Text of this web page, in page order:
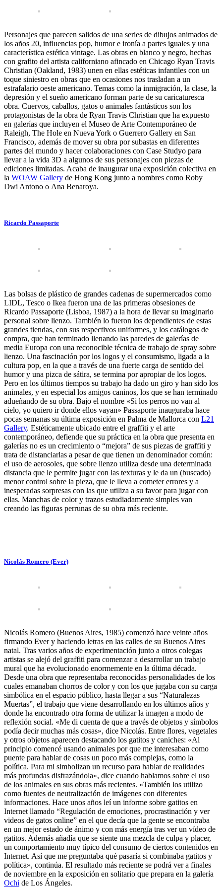
Personajes que parecen salidos de una series de dibujos animados de
los años 20, influencias pop, humor e ironía a partes iguales y una
característica estética vintage. Las obras en blanco y negro, hechas
con grafito del artista californiano afincado en Chicago Ryan Travis
Christian (Oakland, 1983) unen en ellas estéticas infantiles con un
toque siniestro en obras que en ocasiones nos trasladan a un
estrafalario oeste americano. Temas como la inmigración, la clase, la
depresión y el sueño americano forman parte de su caricaturesca
obra. Cuervos, caballos, gatos o animales fantásticos son los
protagonistas de la obra de Ryan Travis Christian que ha expuesto
en galerías que incluyen el Museo de Arte Contemporáneo de
Raleigh, The Hole en Nueva York o Guerrero Gallery en San
Francisco, además de mover su obra por subastas en diferentes
partes del mundo y hacer colaboraciones con Case Studyo para
llevar a la vida 3D a algunos de sus personajes con piezas de
ediciones limitadas. Acaba de inaugurar una exposición colectiva en
la WOAW Gallery de Hong Kong junto a nombres como Roby
Dwi Antono o Ana Benaroya.
Ricardo Passaporte
Las bolsas de plástico de grandes cadenas de supermercados como
LIDL, Tesco o Ikea fueron una de las primeras obsesiones de
Ricardo Passaporte (Lisboa, 1987) a la hora de llevar su imaginario
personal sobre lienzo. También lo fueron los dependientes de estas
grandes tiendas, con sus respectivos uniformes, y los catálogos de
compra, que han terminado llenando las paredes de galerías de
media Europa con una reconocible técnica de trabajo de spray sobre
lienzo. Una fascinación por los logos y el consumismo, ligada a la
cultura pop, en la que a través de una fuerte carga de sentido del
humor y una pizca de sátira, se termina por apropiar de los logos.
Pero en los últimos tiempos su trabajo ha dado un giro y han sido los
animales, y en especial los amigos caninos, los que se han terminado
adueñando de su obra. Bajo el nombre «Si los perros no van al
cielo, yo quiero ir donde ellos vayan» Passaporte inauguraba hace
pocas semanas su última exposición en Palma de Mallorca con L21
Gallery. Estéticamente ubicado entre el graffiti y el arte
contemporáneo, defiende que su práctica en la obra que presenta en
galerías no es un crecimiento o “mejora” de sus piezas de graffiti y
trata de distanciarlas a pesar de que tienen un denominador común:
el uso de aerosoles, que sobre lienzo utiliza desde una determinada
distancia que le permite jugar con las texturas y le da un (buscado)
menor control sobre la pieza, que le lleva a cometer errores y a
inesperadas sorpresas con las que utiliza a su favor para jugar con
ellas. Manchas de color y trazos estudiadamente simples van
creando las figuras perrunas de su obra más reciente.
Nicolás Romero (Ever)
Nicolás Romero (Buenos Aires, 1985) comenzó hace veinte años
firmando Ever y haciendo letras en las calles de su Buenos Aires
natal. Tras varios años de experimentación junto a otros colegas
artistas se alejó del graffiti para comenzar a desarrollar un trabajo
mural que ha evolucionado enormemente en la última década.
Desde una obra que representaba reconocidas personalidades de los
cuales emanaban chorros de color y con los que jugaba con su carga
simbólica en el espacio público, hasta llegar a sus “Naturalezas
Muertas”, el trabajo que viene desarrollando en los últimos años y
donde ha encontrado otra forma de utilizar la imagen a modo de
reflexión social. «Me di cuenta de que a través de objetos y símbolos
podía decir muchas más cosas», dice Nicolás. Entre flores, vegetales
y otros objetos aparecen destacando los gatitos y caniches: «Al
principio comencé usando animales por que me interesaban como
puente para hablar de cosas un poco más complejas, como la
política. Para mi simbolizan un recurso para hablar de realidades
más profundas disfrazándola», dice cuando hablamos sobre el uso
de los animales en sus obras más recientes. «También los utilizo
como fuentes de neutralización de imágenes con diferentes
informaciones. Hace unos años leí un informe sobre gatitos en
Internet llamado “Regulación de emociones, procrastinación y ver
videos de gatos online” en el que decía que la gente se encontraba
en un mejor estado de ánimo y con más energía tras ver un vídeo de
gatitos. Además añadía que se siente una mezcla de culpa y placer,
un comportamiento muy típico del consumo de ciertos contenidos en
Internet. Así que me preguntaba qué pasaría si combinaba gatitos y
política», continúa. El resultado más reciente se podrá ver a finales
de noviembre en la exposición en solitario que prepara en la galería
Ochi de Los Ángeles.